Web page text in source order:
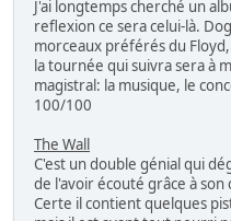
J'ai longtemps cherché un
reflexion ce sera celui-là.
morceaux préférés du
la tournée qui suivra sera à
magistral: la musique, le
100/100
The Wall
C'est un double génial qui
de l'avoir écouté grâce à son
Certe il contient quelques